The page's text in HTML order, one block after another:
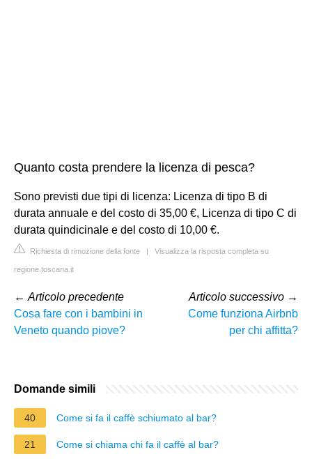
Quanto costa prendere la licenza di pesca?
Sono previsti due tipi di licenza: Licenza di tipo B di
durata annuale e del costo di 35,00 €, Licenza di tipo C di
durata quindicinale e del costo di 10,00 €.
Richiesta di rimozione della fonte | Visualizza la risposta completa su
regione.toscana.it
← Articolo precedente
Cosa fare con i bambini in
Veneto quando piove?
Articolo successivo →
Come funziona Airbnb
per chi affitta?
Domande simili
40 Come si fa il caffè schiumato al bar?
21 Come si chiama chi fa il caffè al bar?